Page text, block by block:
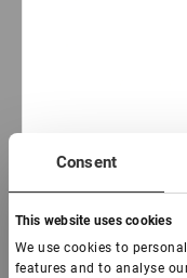
Consent
This website uses cookies
We use cookies to
features and to analyse